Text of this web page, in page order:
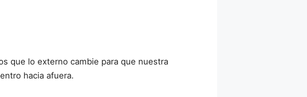
que lo externo cambie para que nuestra
hacia afuera.